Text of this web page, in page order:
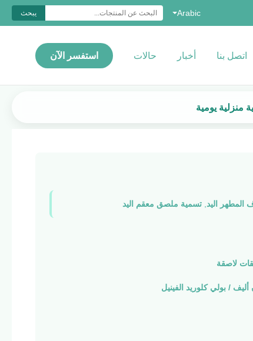
Arabic يبحث
اتصل بنا أخبار حالات استفسر الآن
منزلية يومية
المطهر اليد تسمية ملصق معقم اليد
لاصقة
/ بولي كلوريد الفينيل